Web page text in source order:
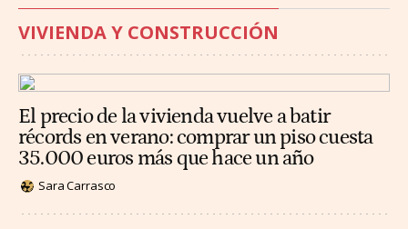
VIVIENDA Y CONSTRUCCIÓN
El precio de la vivienda vuelve a batir
récords en verano: comprar un piso cuesta
35.000 euros más que hace un año
Sara Carrasco